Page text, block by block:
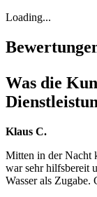
Loading...
Was die
Klaus C.
Mitten in der Nacht
war sehr hilfsbereit
Wasser als Zugabe.